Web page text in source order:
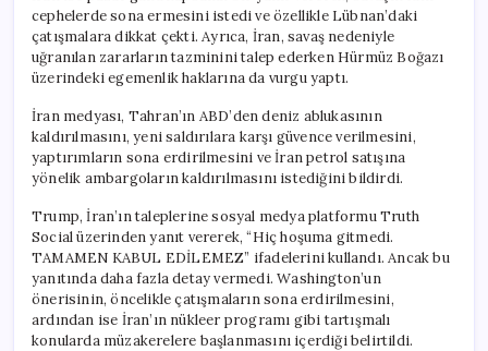
cephelerde sona ermesini istedi ve özellikle Lübnan’daki
çatışmalara dikkat çekti. Ayrıca, İran, savaş nedeniyle
uğranılan zararların tazminini talep ederken Hürmüz Boğazı
üzerindeki egemenlik haklarına da vurgu yaptı.
İran medyası, Tahran’ın ABD’den deniz ablukasının
kaldırılmasını, yeni saldırılara karşı güvence verilmesini,
yaptırımların sona erdirilmesini ve İran petrol satışına
yönelik ambargoların kaldırılmasını istediğini bildirdi.
Trump, İran’ın taleplerine sosyal medya platformu Truth
Social üzerinden yanıt vererek, “Hiç hoşuma gitmedi.
TAMAMEN KABUL EDİLEMEZ” ifadelerini kullandı. Ancak bu
yanıtında daha fazla detay vermedi. Washington’un
önerisinin, öncelikle çatışmaların sona erdirilmesini,
ardından ise İran’ın nükleer programı gibi tartışmalı
konularda müzakerelere başlanmasını içerdiği belirtildi.